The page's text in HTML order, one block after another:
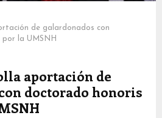
de galardonados con
la UMSNH
aportación de
doctorado honoris